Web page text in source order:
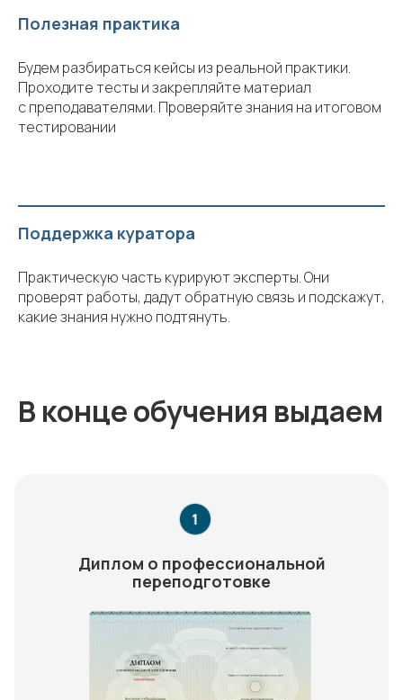
Полезная практика
Будем разбираться кейсы из реальной практики.
Проходите тесты и закрепляйте материал
с преподавателями. Проверяйте знания на итоговом
тестировании
Поддержка куратора
Практическую часть курируют эксперты. Они
проверят работы, дадут обратную связь и подскажут,
какие знания нужно подтянуть.
В конце обучения выдаем
Диплом о профессиональной
переподготовке